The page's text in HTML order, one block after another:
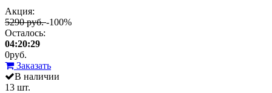
Акция:
5290 руб.-100%
Осталось:
04:20:29
0руб.
Заказать
В наличии
13 шт.